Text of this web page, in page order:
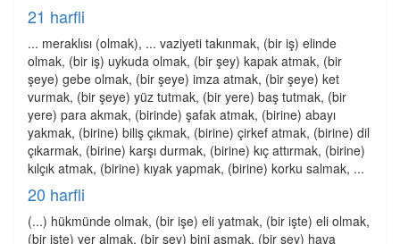
21 harfli
... meraklısı (olmak), ... vaziyeti takınmak, (bir iş) elinde
olmak, (bir iş) uykuda olmak, (bir şey) kapak atmak, (bir
şeye) gebe olmak, (bir şeye) imza atmak, (bir şeye) ket
vurmak, (bir şeye) yüz tutmak, (bir yere) baş tutmak, (bir
yere) para akmak, (birinde) şafak atmak, (birine) abayı
yakmak, (birine) biliş çıkmak, (birine) çirkef atmak, (birine) dil
çıkarmak, (birine) karşı durmak, (birine) kıç attırmak, (birine)
kılçık atmak, (birine) kıyak yapmak, (birine) korku salmak, ...
20 harfli
(...) hükmünde olmak, (bir işe) eli yatmak, (bir işte) eli olmak,
(bir işte) yer almak, (bir şey) bini aşmak, (bir şey) hava